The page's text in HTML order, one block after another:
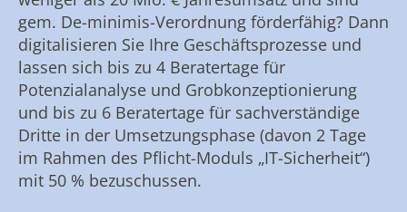
gem. De-minimis-Verordnung förderfähig? Dann
digitalisieren Sie Ihre Geschäftsprozesse und
lassen sich bis zu 4 Beratertage für
Potenzialanalyse und Grobkonzeptionierung
und bis zu 6 Beratertage für sachverständige
Dritte in der Umsetzungsphase (davon 2 Tage
im Rahmen des Pflicht-Moduls „IT-Sicherheit“)
mit 50 % bezuschussen.